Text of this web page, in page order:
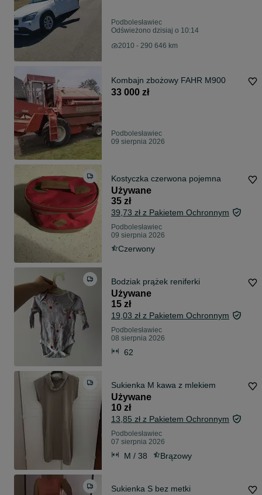
Podbolesławiec
Odświeżono dzisiaj o 10:14
2010 - 290 646 km
Kombajn zbożowy FAHR M900
33 000 zł
Podbolesławiec
09 sierpnia 2026
Kostyczka czerwona pojemna
Używane
35 zł
39,73 zł z Pakietem Ochronnym
Podbolesławiec
09 sierpnia 2026
Czerwony
Bodziak prążek reniferki
Używane
15 zł
19,03 zł z Pakietem Ochronnym
Podbolesławiec
08 sierpnia 2026
62
Sukienka M kawa z mlekiem
Używane
10 zł
13,85 zł z Pakietem Ochronnym
Podbolesławiec
07 sierpnia 2026
M / 38 Brązowy
Sukienka S bez metki